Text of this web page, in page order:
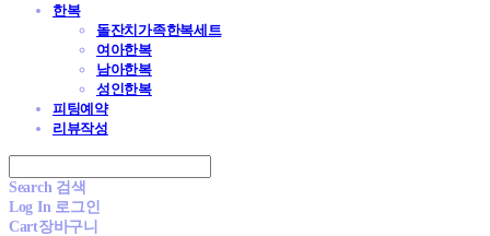
한복
돌잔치가족한복세트
여아한복
남아한복
성인한복
피팅예약
리뷰작성
Search 검색
Log In 로그인
Cart장바구니